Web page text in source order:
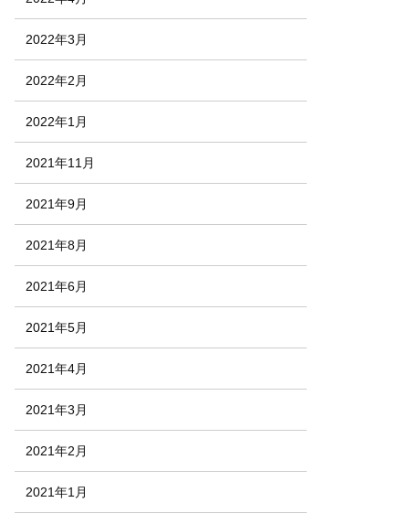
2022年3月
2022年2月
2022年1月
2021年11月
2021年9月
2021年8月
2021年6月
2021年5月
2021年4月
2021年3月
2021年2月
2021年1月